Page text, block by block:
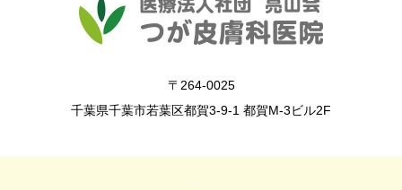
〒264-0025
千葉県千葉市若葉区都賀3-9-1 都賀M-3ビル2F